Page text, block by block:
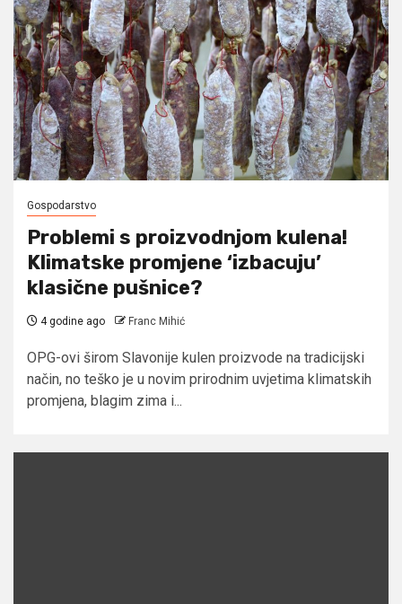
Gospodarstvo
Problemi s proizvodnjom kulena!
Klimatske promjene ‘izbacuju’
klasične pušnice?
4 godine ago Franc Mihić
OPG-ovi širom Slavonije kulen proizvode na tradicijski
način, no teško je u novim prirodnim uvjetima klimatskih
promjena, blagim zima i...